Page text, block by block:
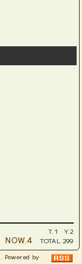
T.1 Y.2
NOW.4
TOTAL.299
. Powered by